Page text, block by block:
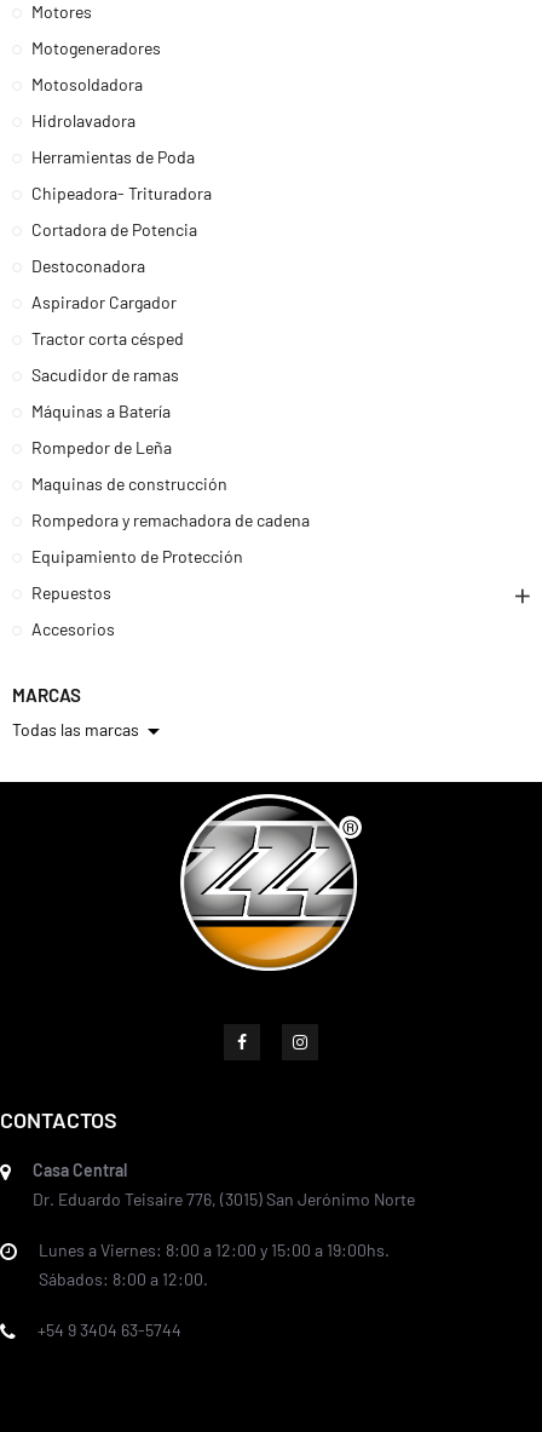
Motores
Motogeneradores
Motosoldadora
Hidrolavadora
Herramientas de Poda
Chipeadora- Trituradora
Cortadora de Potencia
Destoconadora
Aspirador Cargador
Tractor corta césped
Sacudidor de ramas
Máquinas a Batería
Rompedor de Leña
Maquinas de construcción
Rompedora y remachadora de cadena
Equipamiento de Protección
Repuestos
Accesorios
MARCAS
Todas las marcas arrow_drop_down
CONTACTOS
Casa Central
Dr. Eduardo Teisaire 776, (3015) San Jerónimo Norte
Lunes a Viernes: 8:00 a 12:00 y 15:00 a 19:00hs.
Sábados: 8:00 a 12:00.
+54 9 3404 63-5744